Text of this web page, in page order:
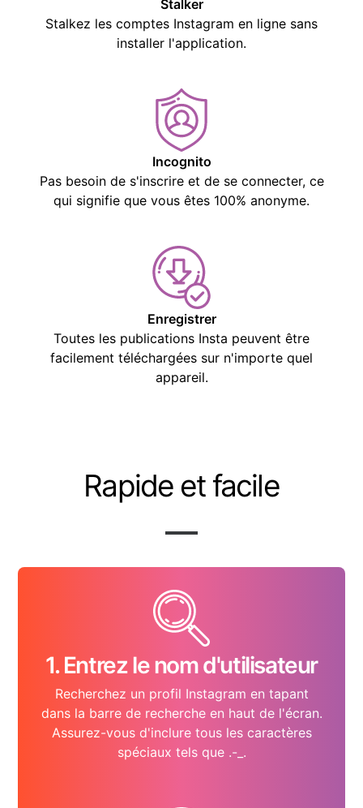
Stalker
Stalkez les comptes Instagram en ligne sans
installer l'application.
Incognito
Pas besoin de s'inscrire et de se connecter, ce
qui signifie que vous êtes 100% anonyme.
Enregistrer
Toutes les publications Insta peuvent être
facilement téléchargées sur n'importe quel
appareil.
Rapide et facile
1. Entrez le nom d'utilisateur
Recherchez un profil Instagram en tapant
dans la barre de recherche en haut de l'écran.
Assurez-vous d'inclure tous les caractères
spéciaux tels que .-_.